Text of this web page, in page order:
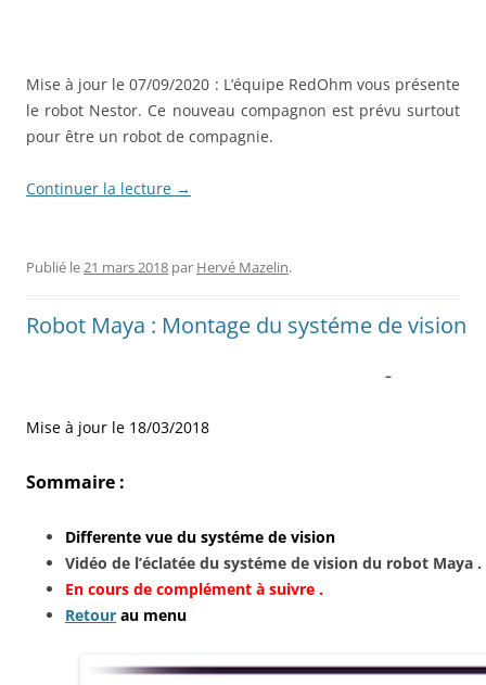
Mise à jour le 07/09/2020 : L’équipe RedOhm vous présente
le robot Nestor. Ce nouveau compagnon est prévu surtout
pour être un robot de compagnie.
Continuer la lecture →
Publié le21 mars 2018 par Hervé Mazelin.
Robot Maya : Montage du systéme de vision
–
Mise à jour le 18/03/2018
Sommaire :
Differente vue du systéme de vision
Vidéo de l’éclatée du systéme de vision du robot Maya .
En cours de complément à suivre .
Retour au menu